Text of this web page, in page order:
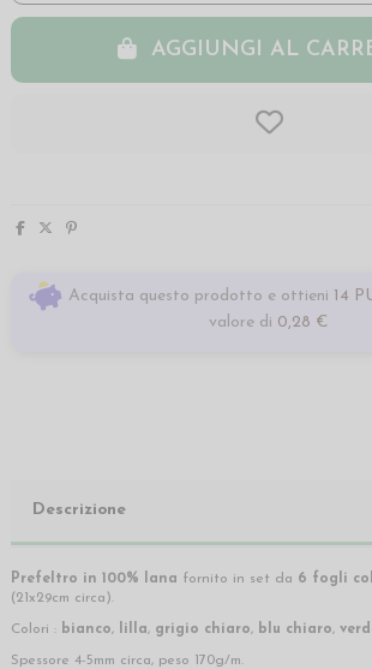
AGGIUNGI AL
Acquista questo prodotto e ottieni 14
valore di 0,28 €
Descrizione
Prefeltro in 100% lana fornito in set da 6 fogli
(21x29cm circa).
Colori : bianco, lilla, grigio chiaro, blu chiaro,
Spessore 4-5mm circa, peso 170g/m.